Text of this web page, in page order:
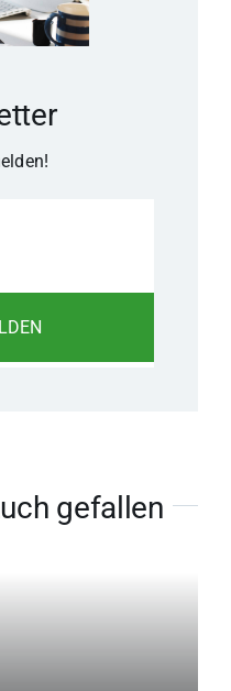
gefallen